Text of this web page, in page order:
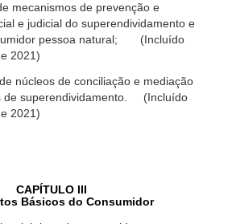
mecanismos de prevenção e
e judicial do superendividamento e
pessoa natural; (Incluído
2021)
núcleos de conciliação e mediação
de superendividamento. (Incluído
2021)
CAPÍTULO III
Básicos do Consumidor